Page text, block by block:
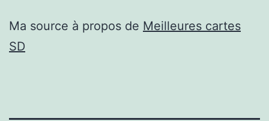
Ma source à propos de Meilleures cartes
SD